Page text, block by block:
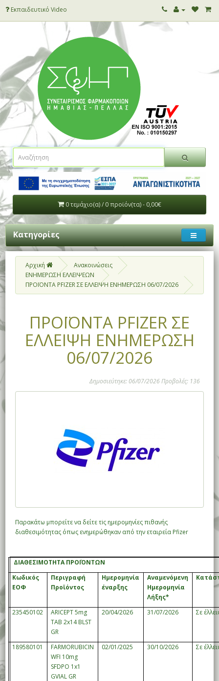
Εκπαιδευτικό Video
0 τεμάχιο(α) / 0 προϊόν(τα) - 0,00€
Κατηγορίες
Αρχική
Ανακοινώσεις
ΕΝΗΜΕΡΩΣΗ ΕΛΛΕΙΨΕΩΝ
ΠΡΟΪΟΝΤΑ PFIZER ΣΕ ΕΛΛΕΙΨΗ ΕΝΗΜΕΡΩΣΗ 06/07/2026
ΠΡΟΪΟΝΤΑ PFIZER ΣΕ
ΕΛΛΕΙΨΗ ΕΝΗΜΕΡΩΣΗ
06/07/2026
Δημοσιεύτηκε: 06/07/2026 Προβολές: 136
Παρακάτω μπορείτε να δείτε τiς ημερομηνίες πιθανής
διαθεσιμότητας όπως ενημερώθηκαν από την εταιρεία Pfizer
ΔΙΑΘΕΣΙΜΟΤΗΤΑ ΠΡΟΪΟΝΤΩΝ
Κωδικός
ΕΟΦ
Περιγραφή
Προϊόντος
Ημερομηνία
έναρξης
Αναμενόμενη
Ημερομηνία
Λήξης*
235450102
ARICEPT 5mg
TAB 2x14 BLST
GR
20/04/2026 31/07/2026 Σε
189580101
FARMORUBICIN
WFI 10mg
SFDPO 1x1
GVIAL GR
02/01/2025 30/10/2026 Σε